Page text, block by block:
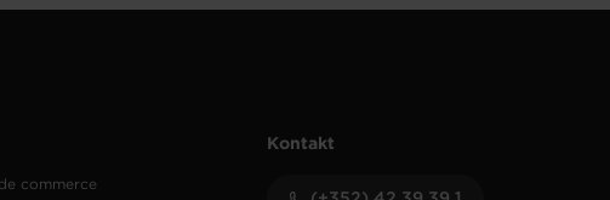
commerce
Kontakt